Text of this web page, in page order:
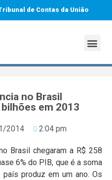
de Contas da União
no Brasil
em 2013
2014 2:04 pm
Brasil chegaram a R$ 258
6% do PIB, que é a soma
produz em um ano. Os